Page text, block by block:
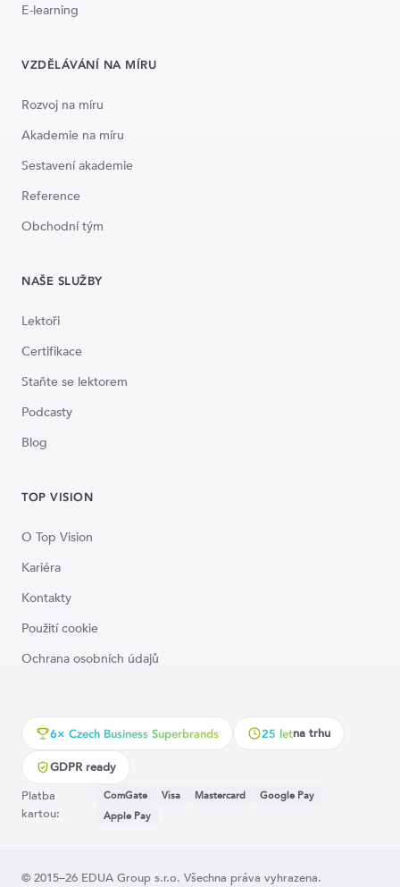
E-learning
VZDĚLÁVÁNÍ NA MÍRU
Rozvoj na míru
Akademie na míru
Sestavení akademie
Reference
Obchodní tým
NAŠE SLUŽBY
Lektoři
Certifikace
Staňte se lektorem
Podcasty
Blog
TOP VISION
O Top Vision
Kariéra
Kontakty
Použití cookie
Ochrana osobních údajů
6× Czech Business Superbrands 25 letna trhu
GDPR ready
Platba
kartou:
ComGate Visa Mastercard
Google Pay
Apple Pay
© 2015–26 EDUA Group s.r.o. Všechna práva vyhrazena.